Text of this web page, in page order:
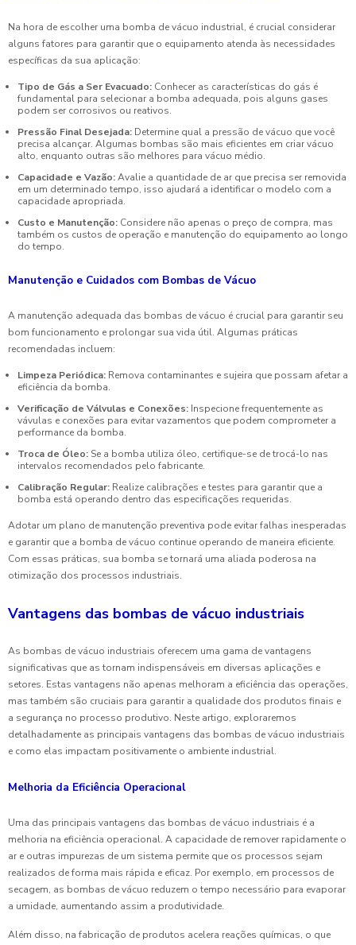
Na hora de escolher uma bomba de vácuo industrial, é crucial considerar
alguns fatores para garantir que o equipamento atenda às necessidades
específicas da sua aplicação:
Tipo de Gás a Ser Evacuado: Conhecer as características do gás é
fundamental para selecionar a bomba adequada, pois alguns gases
podem ser corrosivos ou reativos.
Pressão Final Desejada: Determine qual a pressão de vácuo que você
precisa alcançar. Algumas bombas são mais eficientes em criar vácuo
alto, enquanto outras são melhores para vácuo médio.
Capacidade e Vazão:Avalie a quantidade de ar que precisa ser removida
em um determinado tempo, isso ajudará a identificar o modelo com a
capacidade apropriada.
Custo e Manutenção: Considere não apenas o preço de compra, mas
também os custos de operação e manutenção do equipamento ao longo
do tempo.
Manutenção e Cuidados com Bombas de Vácuo
A manutenção adequada das bombas de vácuo é crucial para garantir seu
bom funcionamento e prolongar sua vida útil. Algumas práticas
recomendadas incluem:
Limpeza Periódica: Remova contaminantes e sujeira que possam afetar a
eficiência da bomba.
Verificação de Válvulas e Conexões: Inspecione frequentemente as
vávulas e conexões para evitar vazamentos que podem comprometer a
performance da bomba.
Troca de Óleo: Se a bomba utiliza óleo, certifique-se de trocá-lo nas
intervalos recomendados pelo fabricante.
Calibração Regular: Realize calibrações e testes para garantir que a
bomba está operando dentro das especificações requeridas.
Adotar um plano de manutenção preventiva pode evitar falhas inesperadas
e garantir que a bomba de vácuo continue operando de maneira eficiente.
Com essas práticas, sua bomba se tornará uma aliada poderosa na
otimização dos processos industriais.
Vantagens das bombas de vácuo industriais
As bombas de vácuo industriais oferecem uma gama de vantagens
significativas que as tornam indispensáveis em diversas aplicações e
setores. Estas vantagens não apenas melhoram a eficiência das operações,
mas também são cruciais para garantir a qualidade dos produtos finais e
a segurança no processo produtivo. Neste artigo, exploraremos
detalhadamente as principais vantagens das bombas de vácuo industriais
e como elas impactam positivamente o ambiente industrial.
Melhoria da Eficiência Operacional
Uma das principais vantagens das bombas de vácuo industriais é a
melhoria na eficiência operacional. A capacidade de remover rapidamente o
ar e outras impurezas de um sistema permite que os processos sejam
realizados de forma mais rápida e eficaz. Por exemplo, em processos de
secagem, as bombas de vácuo reduzem o tempo necessário para evaporar
a umidade, aumentando assim a produtividade.
Além disso, na fabricação de produtos acelera reações químicas, o que